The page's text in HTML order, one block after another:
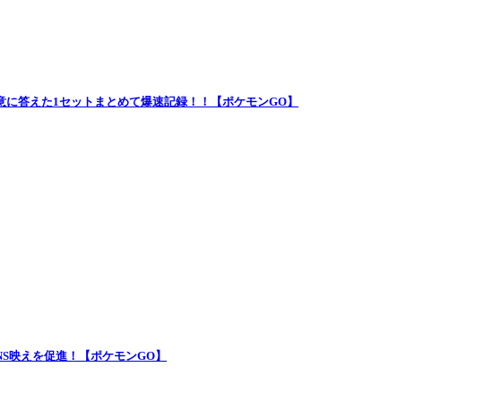
答えた1セットまとめて爆速記録！！【ポケモンGO】
映えを促進！【ポケモンGO】